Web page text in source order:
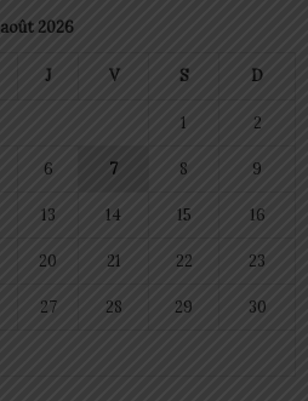
août 2026
J V S D
1 2
6 7 8 9
13 14 15 16
20 21 22 23
27 28 29 30